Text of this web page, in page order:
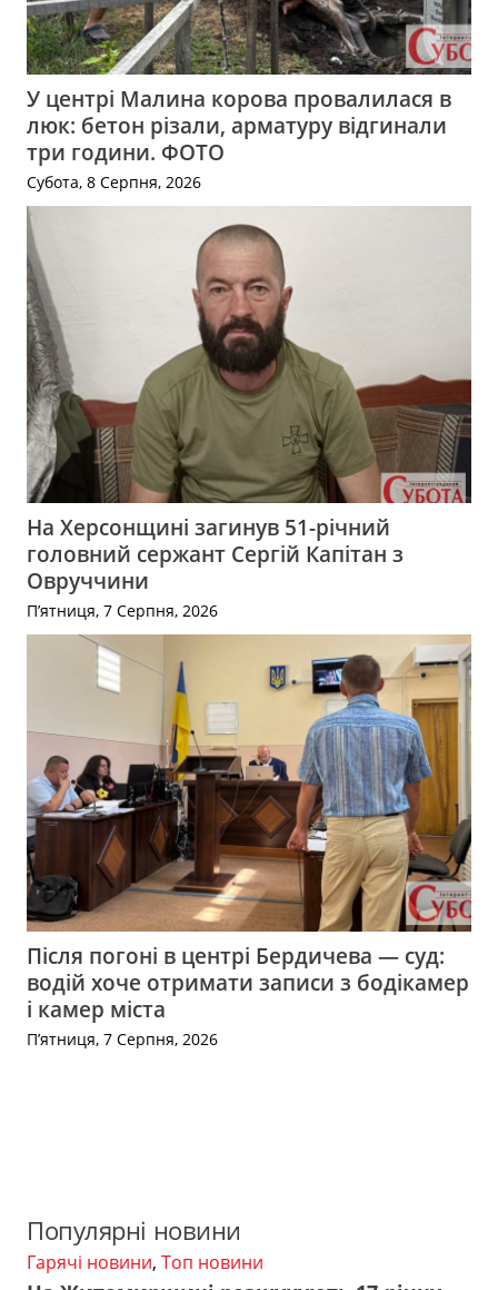
У центрі Малина корова провалилася в
люк: бетон різали, арматуру відгинали
три години. ФОТО
Субота, 8 Серпня, 2026
На Херсонщині загинув 51-річний
головний сержант Сергій Капітан з
Овруччини
П’ятниця, 7 Серпня, 2026
Після погоні в центрі Бердичева — суд:
водій хоче отримати записи з бодікамер
і камер міста
П’ятниця, 7 Серпня, 2026
Популярні новини
Гарячі новини, Топ новини